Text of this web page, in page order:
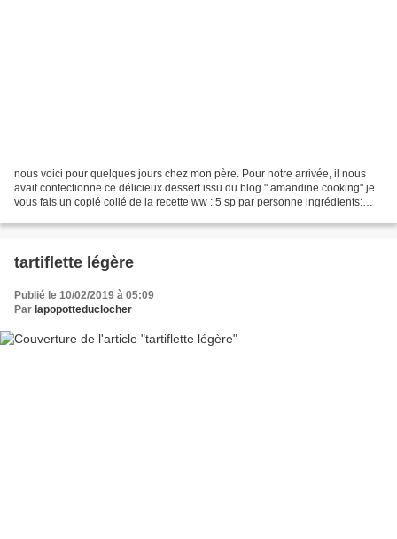
nous voici pour quelques jours chez mon père. Pour notre arrivée, il nous
avait confectionne ce délicieux dessert issu du blog " amandine cooking" je
vous fais un copié collé de la recette ww : 5 sp par personne ingrédients:
tartiflette légère
Publié le 10/02/2019 à 05:09
Par lapopotteduclocher